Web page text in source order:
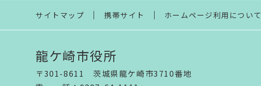
ま
サイトマップ 携帯サイト ホームページ利用について
龍ケ崎市役所
〒301-8611 茨城県龍ケ崎市3710番地